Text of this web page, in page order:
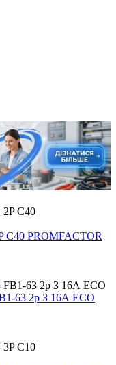
С40 PROMFACTOR
63 2р З 16А ECO